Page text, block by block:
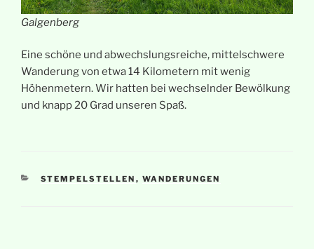
Galgenberg
Eine schöne und abwechslungsreiche, mittelschwere
Wanderung von etwa 14 Kilometern mit wenig
Höhenmetern. Wir hatten bei wechselnder Bewölkung
und knapp 20 Grad unseren Spaß.
KATEGORIEN
STEMPELSTELLEN , WANDERUNGEN